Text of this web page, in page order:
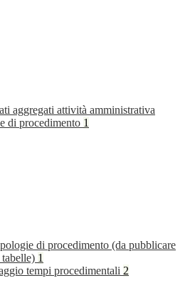
aggregati attività amministrativa
di procedimento 1
di procedimento (da pubblicare
1
tempi procedimentali 2